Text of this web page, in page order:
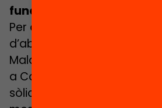
funcionen millor?
En
Per a quins col·lectius i tipus
d’absentisme?
Malauradament, a dia
a Catalunya d’avaluacions
sòlides sobre l’efectivitat